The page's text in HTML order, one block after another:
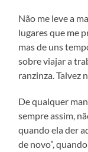
Não me leve a
lugares que me
mas de uns
sobre viajar a
ranzinza. Talvez
De qualquer
sempre assim,
quando ela der
de novo”,